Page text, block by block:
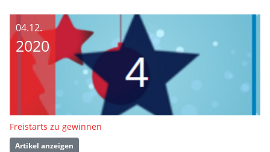
04.12.
2020
Freistarts zu gewinnen
Artikel anzeigen